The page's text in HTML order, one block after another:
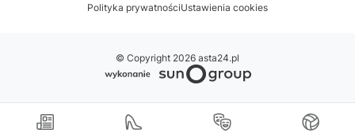
Polityka prywatnościUstawienia cookies
© Copyright 2026 asta24.pl